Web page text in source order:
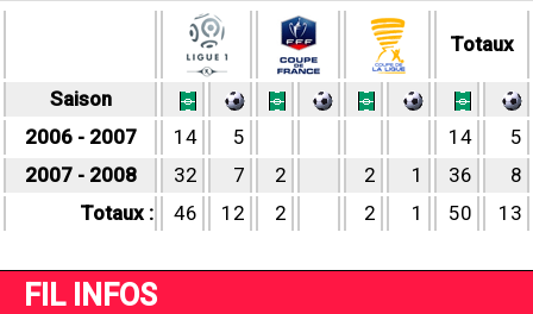
Totaux
Saison
2006 - 2007
14 5 14
5
2007 - 2008
32 7 2 2 1 36
8
Totaux :
46 12 2 2 1 50 13
FIL INFOS